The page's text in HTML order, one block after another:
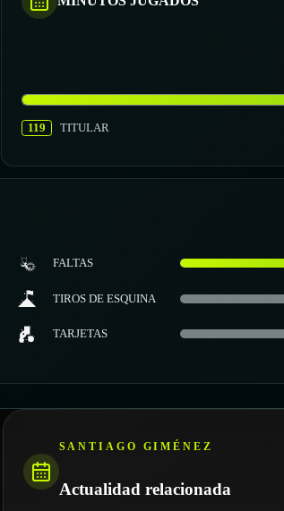
119 TITULAR
FALTAS
TIROS DE ESQUINA
TARJETAS
SANTIAGO GIMÉNEZ
Actualidad relacionada